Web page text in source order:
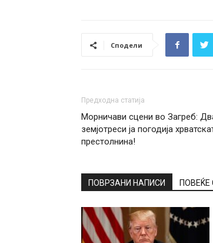
Сподели
Предходна статија
Морничави сцени во Загреб:
земјотреси ја погодија
престолнина!
ПОВРЗАНИ НАПИСИ